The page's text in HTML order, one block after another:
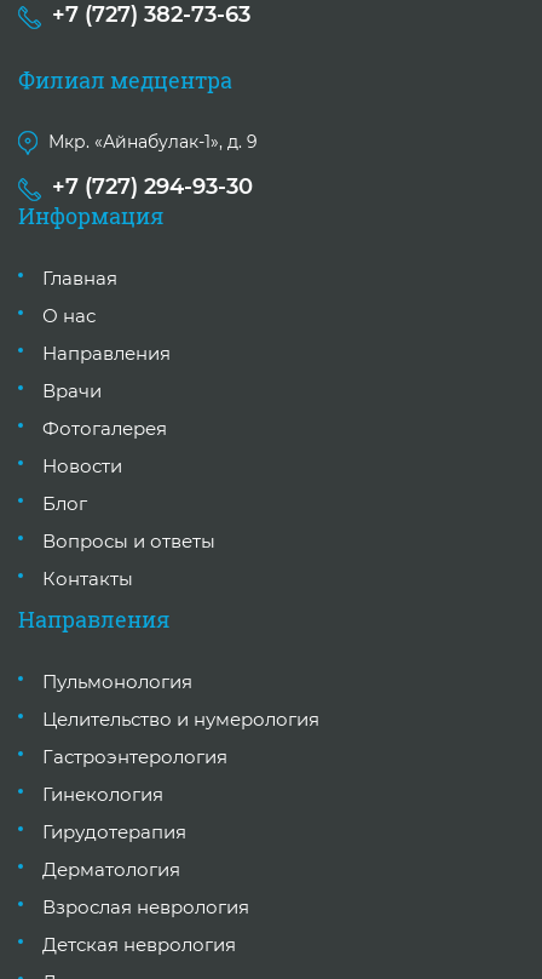
+7 (727) 382-73-63
Филиал медцентра
Мкр. «Айнабулак-1», д. 9
+7 (727) 294-93-30
Информация
Главная
О нас
Направления
Врачи
Фотогалерея
Новости
Блог
Вопросы и ответы
Контакты
Направления
Пульмонология
Целительство и нумерология
Гастроэнтерология
Гинекология
Гирудотерапия
Дерматология
Взрослая неврология
Детская неврология